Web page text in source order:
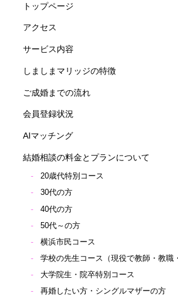
トップページ
アクセス
サービス内容
しましまマリッジの特徴
ご成婚までの流れ
会員登録状況
AIマッチング
結婚相談の料金とプランについて
20歳代特別コース
30代の方
40代の方
50代～の方
横浜市民コース
学校の先生コース（現役で教師・教職
大学院生・院卒特別コース
再婚したい方・シングルマザーの方